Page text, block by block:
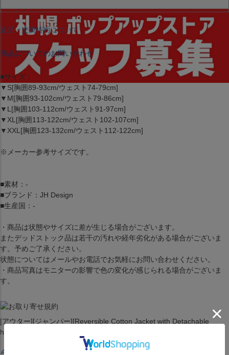
返品・交換特約について
商品についてのお問い合わせ
■サイズ：
▼S[胸囲89-93cm/ウェスト74-79cm]
▼M[胸囲93-102cm/ウェスト79-86cm]
▼L[胸囲103-112cm/ウェスト91-97cm]
▼XL[胸囲113-122cm/ウェスト102-107cm]
▼XXL[胸囲123-132cm/ウェスト112-122cm]
※メーカー参考サイズです。
■素材：-
■ブランド：JH Design
■生産国：-
・商品は状態やサイズに差が生じる場合がございます。
またデッドストック品は若干の汚れや経年劣化がある場合がございま
す。予めご了承ください。
状態についてはメールやお電話でお気軽にお問い合わせください。
・商品写真はモニターの影響で色の変化が感じられる場合がございま
す。
[アウター][ジャンパー][Reversible Cotton Jacket with Detachable
hood][New York Knicks][Black][バスケットボール][NYK]